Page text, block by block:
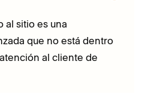
al sitio es una
que no está dentro
al cliente de